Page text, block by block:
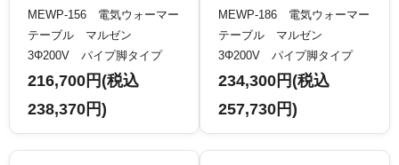
MEWP-156 電気ウォーマー
テーブル マルゼン
3Φ200V パイプ脚タイプ
216,700円(税込
238,370円)
MEWP-186 電気ウォーマー
テーブル マルゼン
3Φ200V パイプ脚タイプ
234,300円(税込
257,730円)